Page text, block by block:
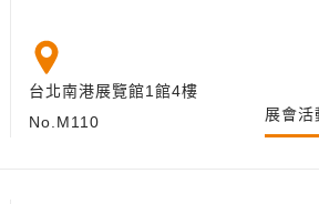
台北南港展覽館1館4樓
No.M110
展會活